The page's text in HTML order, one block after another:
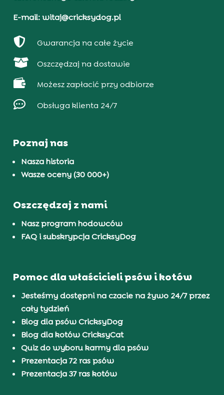
E-mail: witaj@cricksydog.pl
 Gwarancja na całe życie
 Oszczędzaj na dostawie
 Możesz zapłacić przy odbiorze
 Obsługa klienta 24/7
Poznaj nas
Nasza historia
Wasze oceny (30 000+)
Oszczędzaj z nami
Nasz program hodowców
FAQ i subskrypcja CricksyDog
Pomoc dla właścicieli psów i kotów
Jesteśmy dostępni na czacie na żywo 24/7 przez
cały tydzień
Blog dla psów CricksyDog
Blog dla kotów CricksyCat
Quiz do wyboru karmy dla psów
Prezentacja 72 ras psów
Prezentacja 37 ras kotów